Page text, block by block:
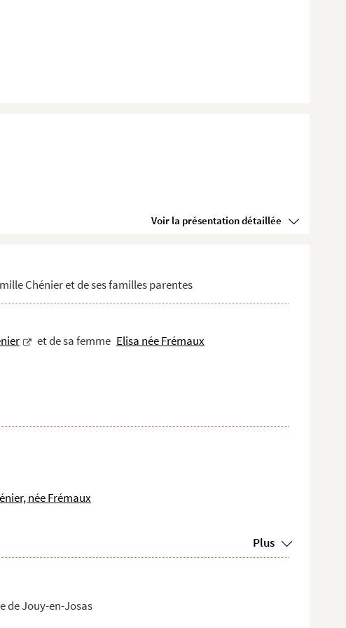
Voir la présentation détaillée
226 à CHE 11839-227. Correspondance avec Charles Picard
813 ; CHE 11839-1011 à 1012. Famille Daran-Touvais
; 210 ; 213 ; 218 ; 222-224 ; 231 ; 233 ; 241 ; 244 ; 267 ; 273 ; 284 ; 294 ; 352 ;
reçues par M
Chénier et de ses familles parentes
et de sa femme Elisa née Frémaux
née Frémaux
Plus
de Jouy-en-Josas